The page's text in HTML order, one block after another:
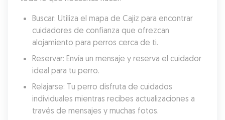
Buscar: Utiliza el mapa de Cajiz para encontrar
cuidadores de confianza que ofrezcan
alojamiento para perros cerca de ti.
Reservar: Envía un mensaje y reserva el cuidador
ideal para tu perro.
Relajarse: Tu perro disfruta de cuidados
individuales mientras recibes actualizaciones a
través de mensajes y muchas fotos.